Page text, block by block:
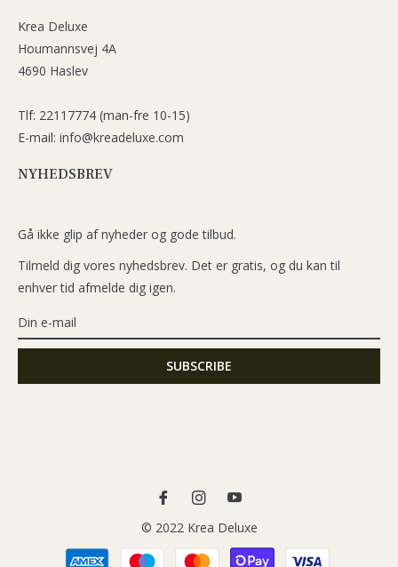
Krea Deluxe
Houmannsvej 4A
4690 Haslev
Tlf: 22117774 (man-fre 10-15)
E-mail: info@kreadeluxe.com
NYHEDSBREV
Gå ikke glip af nyheder og gode tilbud.
Tilmeld dig vores nyhedsbrev. Det er gratis, og du kan til
enhver tid afmelde dig igen.
Ins
You
© 2022 Krea Deluxe